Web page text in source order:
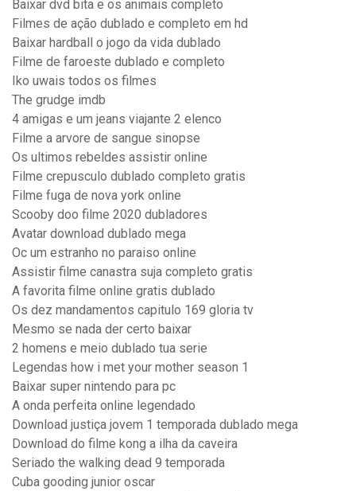
Baixar dvd bita e os animais completo
Filmes de ação dublado e completo em hd
Baixar hardball o jogo da vida dublado
Filme de faroeste dublado e completo
Iko uwais todos os filmes
The grudge imdb
4 amigas e um jeans viajante 2 elenco
Filme a arvore de sangue sinopse
Os ultimos rebeldes assistir online
Filme crepusculo dublado completo gratis
Filme fuga de nova york online
Scooby doo filme 2020 dubladores
Avatar download dublado mega
Oc um estranho no paraiso online
Assistir filme canastra suja completo gratis
A favorita filme online gratis dublado
Os dez mandamentos capitulo 169 gloria tv
Mesmo se nada der certo baixar
2 homens e meio dublado tua serie
Legendas how i met your mother season 1
Baixar super nintendo para pc
A onda perfeita online legendado
Download justiça jovem 1 temporada dublado mega
Download do filme kong a ilha da caveira
Seriado the walking dead 9 temporada
Cuba gooding junior oscar